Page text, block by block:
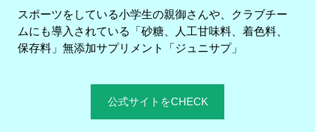
スポーツをしている小学生の親御さんや、クラブチー
ムにも導入されている「砂糖、人工甘味料、着色料、
保存料」無添加サプリメント「ジュニサプ」
公式サイトをCHECK